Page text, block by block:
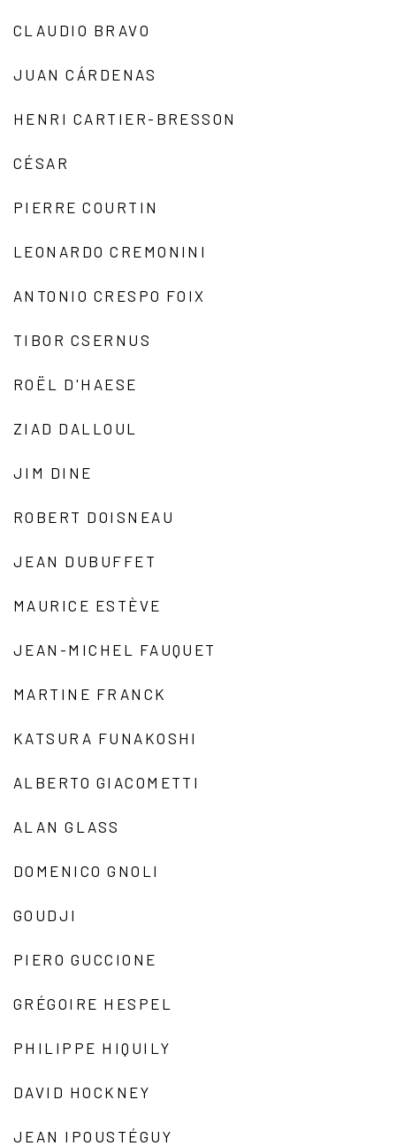
CLAUDIO BRAVO
JUAN CÁRDENAS
HENRI CARTIER-BRESSON
CÉSAR
PIERRE COURTIN
LEONARDO CREMONINI
ANTONIO CRESPO FOIX
TIBOR CSERNUS
ROËL D'HAESE
ZIAD DALLOUL
JIM DINE
ROBERT DOISNEAU
JEAN DUBUFFET
MAURICE ESTÈVE
JEAN-MICHEL FAUQUET
MARTINE FRANCK
KATSURA FUNAKOSHI
ALBERTO GIACOMETTI
ALAN GLASS
DOMENICO GNOLI
GOUDJI
PIERO GUCCIONE
GRÉGOIRE HESPEL
PHILIPPE HIQUILY
DAVID HOCKNEY
JEAN IPOUSTÉGUY